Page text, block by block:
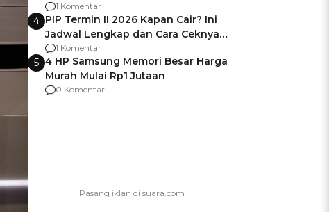
Berencana Pakai Jimat di Pakansari
1 Komentar
4 PIP Termin II 2026 Kapan Cair? Ini
Jadwal Lengkap dan Cara Ceknya
agar Dana Tidak Hangus!
1 Komentar
5 4 HP Samsung Memori Besar Harga
Murah Mulai Rp1 Jutaan
0 Komentar